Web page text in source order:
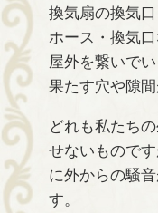
換気扇の換気
ホース・換気
屋外を繋いで
果たす穴や隙間
どれも私たち
せないもので
に外からの騒
す。